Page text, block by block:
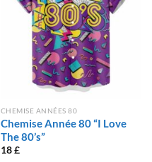
CHEMISE ANNÉES 80
Chemise Année 80 “I Love
The 80’s”
18£